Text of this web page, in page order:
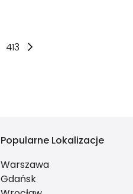
413
Popularne Lokalizacje
Warszawa
Gdańsk